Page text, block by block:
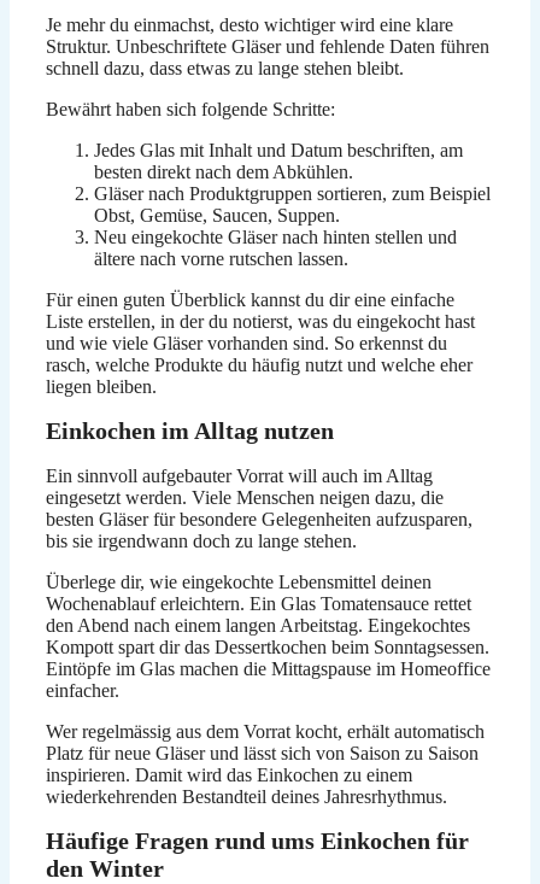
Je mehr du einmachst, desto wichtiger wird eine klare
Struktur. Unbeschriftete Gläser und fehlende Daten führen
schnell dazu, dass etwas zu lange stehen bleibt.
Bewährt haben sich folgende Schritte:
Jedes Glas mit Inhalt und Datum beschriften, am
besten direkt nach dem Abkühlen.
Gläser nach Produktgruppen sortieren, zum Beispiel
Obst, Gemüse, Saucen, Suppen.
Neu eingekochte Gläser nach hinten stellen und
ältere nach vorne rutschen lassen.
Für einen guten Überblick kannst du dir eine einfache
Liste erstellen, in der du notierst, was du eingekocht hast
und wie viele Gläser vorhanden sind. So erkennst du
rasch, welche Produkte du häufig nutzt und welche eher
liegen bleiben.
Einkochen im Alltag nutzen
Ein sinnvoll aufgebauter Vorrat will auch im Alltag
eingesetzt werden. Viele Menschen neigen dazu, die
besten Gläser für besondere Gelegenheiten aufzusparen,
bis sie irgendwann doch zu lange stehen.
Überlege dir, wie eingekochte Lebensmittel deinen
Wochenablauf erleichtern. Ein Glas Tomatensauce rettet
den Abend nach einem langen Arbeitstag. Eingekochtes
Kompott spart dir das Dessertkochen beim Sonntagsessen.
Eintöpfe im Glas machen die Mittagspause im Homeoffice
einfacher.
Wer regelmässig aus dem Vorrat kocht, erhält automatisch
Platz für neue Gläser und lässt sich von Saison zu Saison
inspirieren. Damit wird das Einkochen zu einem
wiederkehrenden Bestandteil deines Jahresrhythmus.
Häufige Fragen rund ums Einkochen für
den Winter